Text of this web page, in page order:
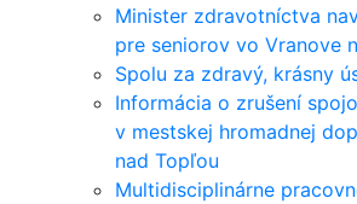
Minister zdravotníctva
pre seniorov vo Vranove
Spolu za zdravý, krásny
Informácia o zrušení
v mestskej hromadnej
nad Topľou
Multidisciplinárne